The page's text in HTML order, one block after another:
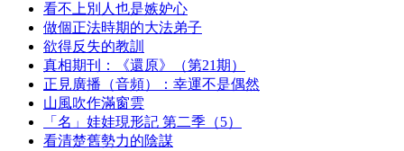
看不上別人也是嫉妒心
做個正法時期的大法弟子
欲得反失的教訓
真相期刊：《還原》（第21期）
正見廣播（音頻）：幸運不是偶然
山風吹作滿窗雲
「名」娃娃現形記 第二季（5）
看清楚舊勢力的陰謀